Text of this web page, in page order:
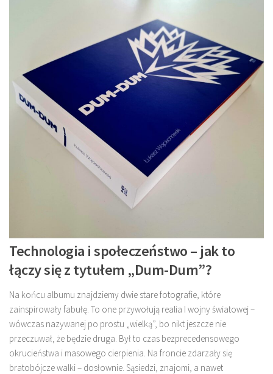
Technologia i społeczeństwo – jak to
łączy się z tytułem „Dum-Dum”?
Na końcu albumu znajdziemy dwie stare fotografie, które
zainspirowały fabułę. To one przywołują realia I wojny światowej –
wówczas nazywanej po prostu „wielką”, bo nikt jeszcze nie
przeczuwał, że będzie druga. Był to czas bezprecedensowego
okrucieństwa i masowego cierpienia. Na froncie zdarzały się
bratobójcze walki – dosłownie. Sąsiedzi, znajomi, a nawet